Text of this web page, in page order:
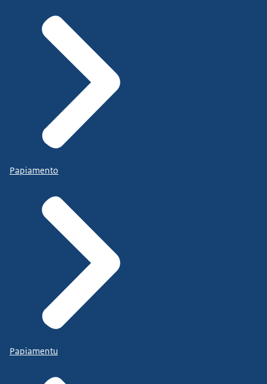
Papiamento
Papiamentu